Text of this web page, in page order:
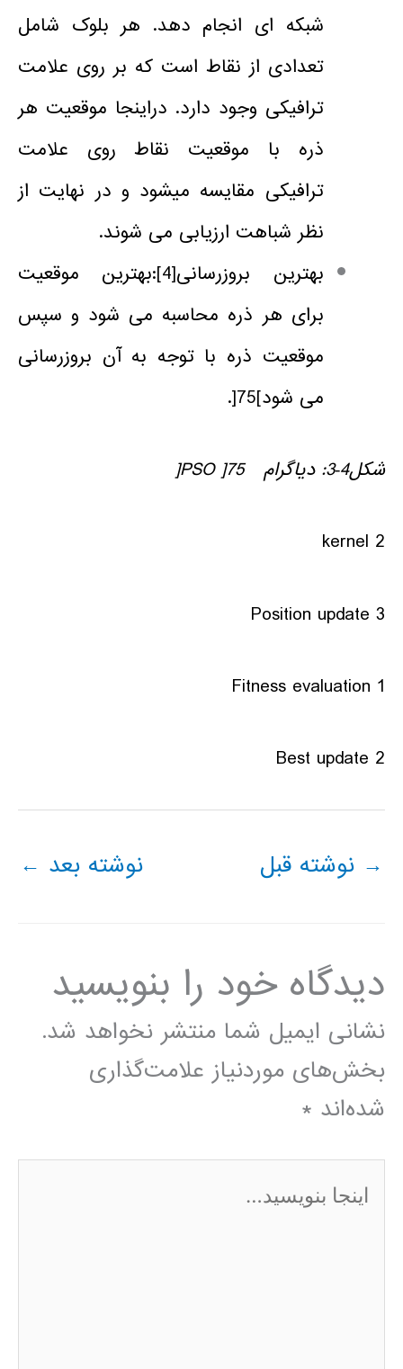
شبکه ای انجام دهد. هر بلوک شامل
تعدادی از نقاط است که بر روی علامت
ترافیکی وجود دارد. دراینجا موقعیت هر
ذره با موقعیت نقاط روی علامت
ترافیکی مقایسه میشود و در نهایت از
نظر شباهت ارزیابی می شوند.
بهترین بروزرسانی[4] :بهترین موقعیت
برای هر ذره محاسبه می شود و سپس
موقعیت ذره با توجه به آن بروزرسانی
می شود]75[.
شکل4‑ 3: دیاگرام PSO
]75
[
2 kernel
3 Position update
1 Fitness evaluation
2 Best update
→ نوشته قبل نوشته بعد ←
دیدگاه‌ خود را بنویسید
نشانی ایمیل شما منتشر نخواهد شد.
بخش‌های موردنیاز علامت‌گذاری
شده‌اند *
اینجا
بنویسید…